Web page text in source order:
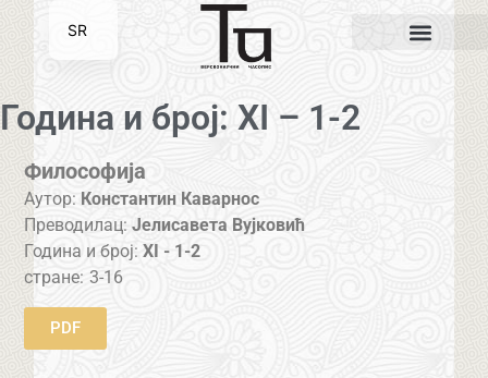
Година и број: XI – 1-2
Философија
Аутор: Константин Каварнос
Преводилац: Јелисавета Вујковић
Година и број:XI - 1-2
стране: 3-16
PDF
SR
EN